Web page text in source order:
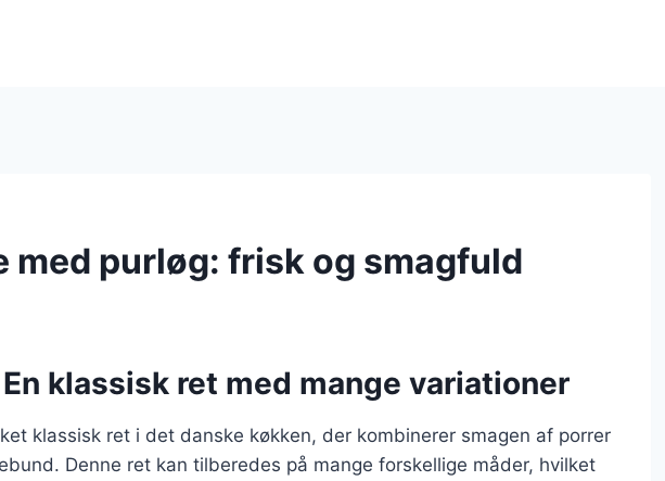
purløg: frisk og smagfuld
klassisk ret med mange variationer
klassisk ret i det danske køkken, der kombinerer smagen af porrer
Denne ret kan tilberedes på mange forskellige måder, hvilket